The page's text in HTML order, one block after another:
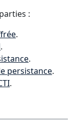
:
.
.
.
persistance.
.